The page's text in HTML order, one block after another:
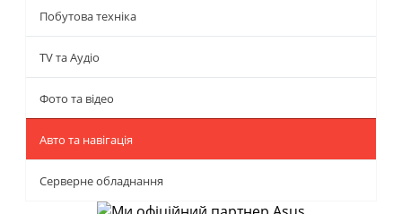
Побутова техніка
TV та Аудіо
Фото та відео
Авто та навігація
Серверне обладнання